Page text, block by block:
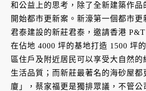
和公益上的思考，除了全新建築作品
開始都市更新案。新濠第一個都市更
君泰建設的新莊君泰，邀請香港 P&T
在佔地 4000 坪的基地打造 1500 坪
區住戶及附近居民可以享受大自然的
生活品質；而新莊最著名的海砂屋都
廈」，蔡家福更是獨排眾議，不管公